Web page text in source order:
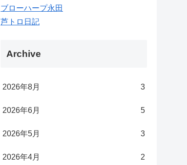
ブローハープ永田
芦トロ日記
Archive
2026年8月 3
2026年6月 5
2026年5月 3
2026年4月 2